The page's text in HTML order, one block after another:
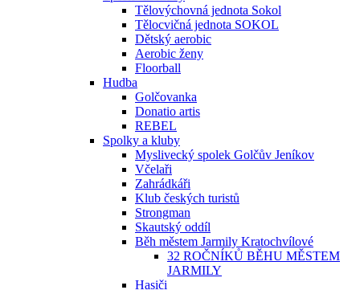
Tělovýchovná jednota Sokol
Tělocvičná jednota SOKOL
Dětský aerobic
Aerobic ženy
Floorball
Hudba
Golčovanka
Donatio artis
REBEL
Spolky a kluby
Myslivecký spolek Golčův Jeníkov
Včelaři
Zahrádkáři
Klub českých turistů
Strongman
Skautský oddíl
Běh městem Jarmily Kratochvílové
32 ROČNÍKŮ BĚHU MĚSTEM
JARMILY
Hasiči